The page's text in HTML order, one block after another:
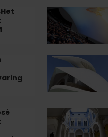
van
L'Albufera
in
València
Geniet
van
het
van
l'Hemisfèric
Rondleidingen
om
de
van
het
Palau
Permanente
Tentoonstelling